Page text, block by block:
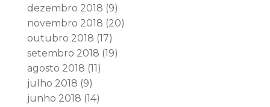
dezembro 2018 (9)
novembro 2018 (20)
outubro 2018 (17)
setembro 2018 (19)
agosto 2018 (11)
julho 2018 (9)
junho 2018 (14)